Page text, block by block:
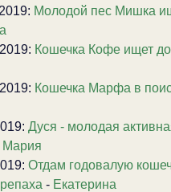
Молодой пес Мишка
Кошечка Кофе ищет
Кошечка Марфа в
Дуся - молодая
Мария
Отдам годовалую
- Екатерина